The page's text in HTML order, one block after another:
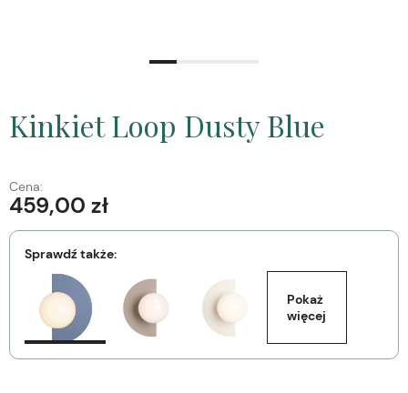
Kinkiet Loop Dusty Blue
Cena:
459,00 zł
Sprawdź także:
Pokaż
więcej